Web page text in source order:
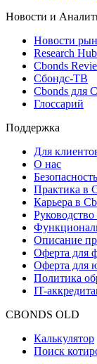
Новости и
Новости
Research Hub
Cbonds
Сбондс-ТВ
Cbonds для
Глоссарий
Поддержка
Для
О нас
Практика в
Карьера в
Руководство
Описание
Оферта для
Оферта для
Политика
IT-
CBONDS OLD
Калькулятор
Поиск